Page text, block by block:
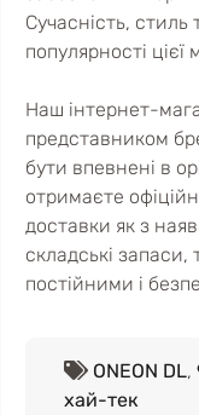
Сучасність, стиль
популярності цієї
Наш інтернет-
представником
бути впевнені в
отримаєте
доставки як з
складські запаси,
постійними і
ONEON DL,
хай-тек